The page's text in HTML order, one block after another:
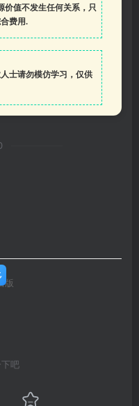
价值不发生任何关系，只
费用.
士请勿模仿学习，仅供
版
吧